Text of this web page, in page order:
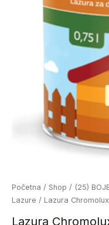
Početna / Shop / (25)
Lazure / Lazura Chromolux
Lazura
Lazura
Chromolux